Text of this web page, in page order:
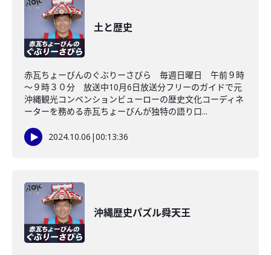
土と歴史
赤瓦ちょーびんのぐぶりーさびら 毎週日曜日 午前９時
～９時３０分 放送中10月6日放送分フリーのガイドで元
沖縄観光コンベンションビューローの歴史文化コーディネ
ーターを務める赤瓦ちょーびんが独特の語り口...
2024.10.06 |00:13:36
沖縄歴史パズル舜天王